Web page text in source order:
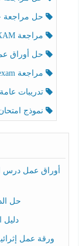
حل مراجعة حسب
مراجعة FINAL EXAMاللغة الإنجليزية الصف الخامس الفصل الثالث
حل أوراق عمل
مراجعة Preparation for the Final exam اللغة الإنجليزية الصف الرابع الفصل الثالث
تدريبات عامة
نموذج امتحان
أوراق عمل درس
حل
دليل
ورقة عمل